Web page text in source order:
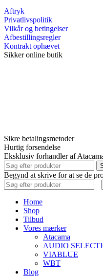
Aftryk
Privatlivspolitik
Vilkår og betingelser
Afbestillingsregler
Kontrakt ophævet
Sikker online butik
Sikre betalingsmetoder
Hurtig forsendelse
Eksklusiv forhandler af
Begynd at skrive for at se de
Home
Shop
Tilbud
Vores mærker
Atacama
AUDIO
VIABLUE
WBT
Blog